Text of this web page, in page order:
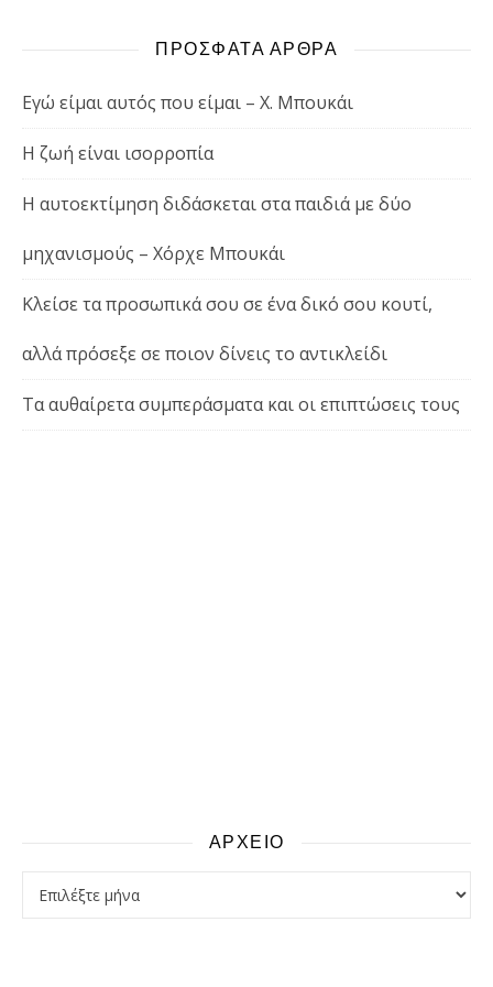
ΠΡΟΣΦΑΤΑ ΑΡΘΡΑ
Εγώ είμαι αυτός που είμαι – Χ. Μπουκάι
Η ζωή είναι ισορροπία
Η αυτοεκτίμηση διδάσκεται στα παιδιά με δύο
μηχανισμούς – Χόρχε Μπουκάι
Κλείσε τα προσωπικά σου σε ένα δικό σου κουτί,
αλλά πρόσεξε σε ποιον δίνεις το αντικλείδι
Τα αυθαίρετα συμπεράσματα και οι επιπτώσεις τους
ΑΡΧΕΙΟ